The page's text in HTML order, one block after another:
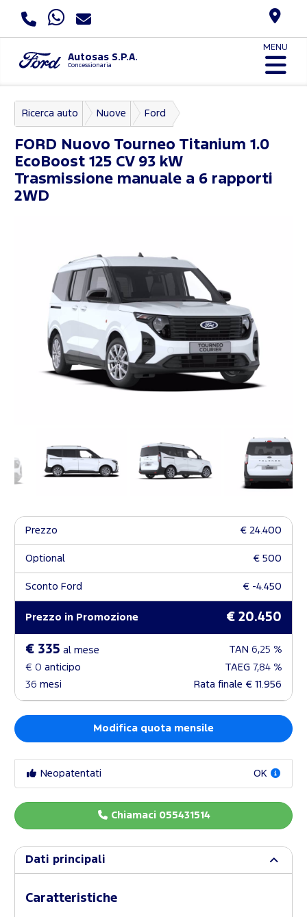
Autosas S.P.A.
Concessionaria
MENU
Ricerca auto Nuove Ford
Nuovo Tourneo Courier
FORD Nuovo Tourneo Titanium 1.0
EcoBoost 125 CV 93 kW
Trasmissione manuale a 6 rapporti
2WD
Prezzo € 24.400
Optional € 500
Sconto Ford € -4.450
Prezzo in Promozione € 20.450
€ 335 al mese TAN 6,25 %
€ 0 anticipo TAEG 7,84 %
36 mesi Rata finale € 11.956
Modifica quota mensile
Neopatentati OK
Chiamaci 055431514
Dati principali
Caratteristiche